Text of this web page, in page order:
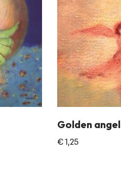
Golden angel
€1,25